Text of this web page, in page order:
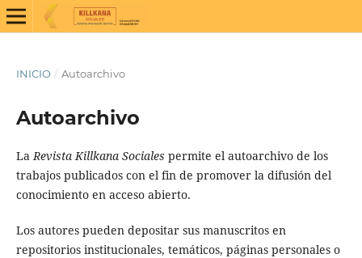
INICIO / Autoarchivo
Autoarchivo
LaRevista Killkana Sociales permite el autoarchivo de los
trabajos publicados con el fin de promover la difusión del
conocimiento en acceso abierto.
Los autores pueden depositar sus manuscritos en
repositorios institucionales, temáticos, páginas personales o